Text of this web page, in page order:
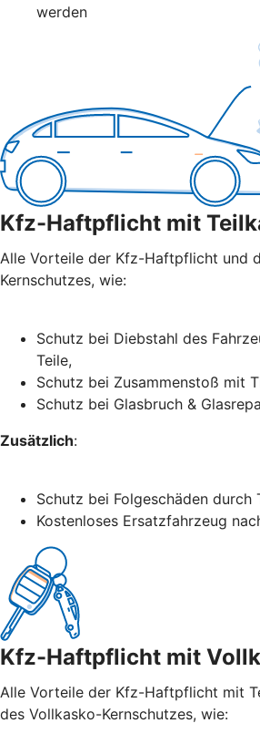
werden
Kfz-Haftpflicht mit
Alle Vorteile der Kfz-Haftpflicht und
Kernschutzes, wie:
Schutz bei Diebstahl des
Teile,
Schutz bei Zusammenstoß mit
Schutz bei Glasbruch &
Zusätzlich:
Schutz bei Folgeschäden durch
Kostenloses Ersatzfahrzeug
Kfz-Haftpflicht mit
Alle Vorteile der Kfz-Haftpflicht mit
des Vollkasko-Kernschutzes, wie: